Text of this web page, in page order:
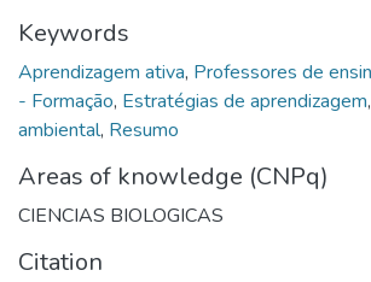
Keywords
Aprendizagem ativa, Professores de
- Formação, Estratégias de aprendizagem,
ambiental, Resumo
Areas of knowledge (CNPq)
CIENCIAS BIOLOGICAS
Citation